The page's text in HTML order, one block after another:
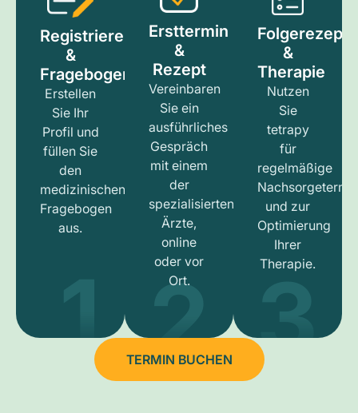
Registrieren
&
Fragebogen
Erstellen
Sie Ihr
Profil und
füllen Sie
den
medizinischen
Fragebogen
aus.
1
Ersttermin
&
Rezept
Vereinbaren
Sie ein
ausführliches
Gespräch
mit einem
der
spezialisierten
Ärzte,
online
oder vor
Ort.
2
Folgerezept
&
Therapie
Nutzen
Sie
tetrapy
für
regelmäßige
und zur
Optimierung
Ihrer
Therapie.
3
TERMIN BUCHEN